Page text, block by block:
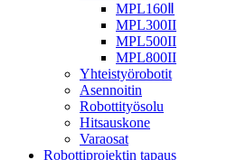
MPL160Ⅱ
MPL300II
MPL500II
MPL800II
Yhteistyörobotit
Asennoitin
Robottityösolu
Hitsauskone
Varaosat
Robottiprojektin tapaus